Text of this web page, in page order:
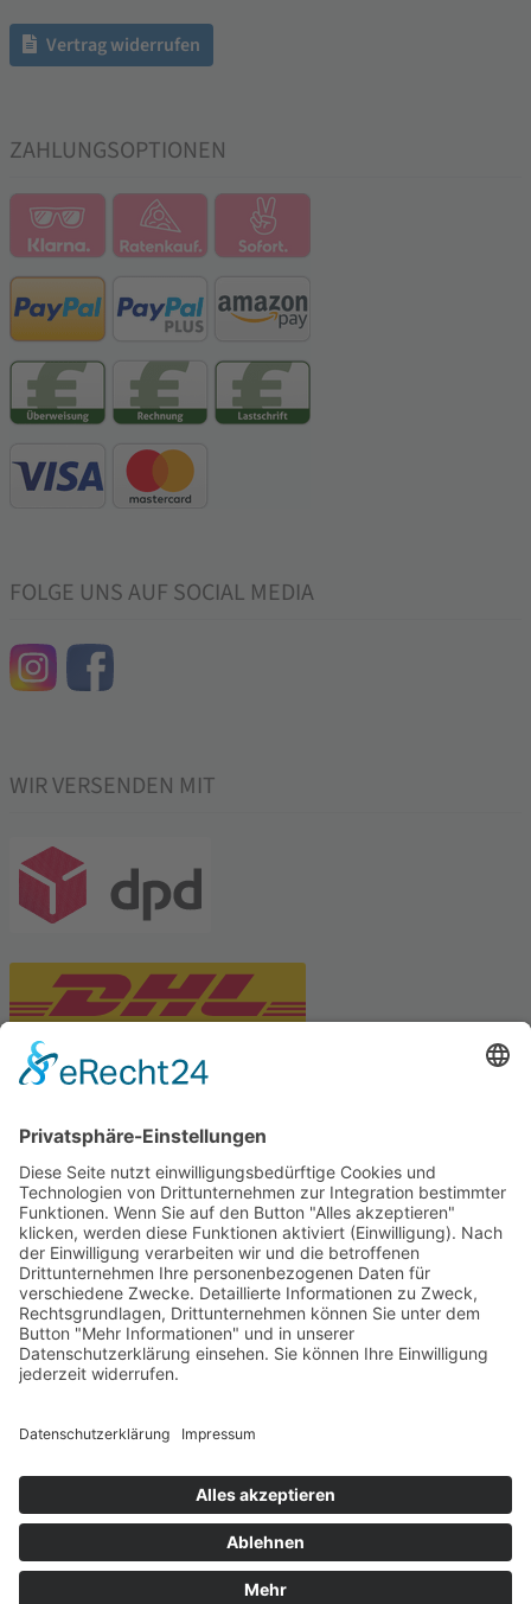
Vertrag widerrufen
ZAHLUNGSOPTIONEN
FOLGE UNS AUF SOCIAL MEDIA
WIR VERSENDEN MIT
Tekal – Textile Lebensqualität
Exklusive moderne & Orientteppiche
Feuerwerk XXL
Pyrotechnik online bestellen
© Stadtmühle Waldenbuch 2026
und Mühlenprodukte ·
Cookie-Einstellungen
Alle Preise inkl. der gesetzlichen MwSt.
Die durchgestrichenen Preise entsprechen dem bisherigen Preis in